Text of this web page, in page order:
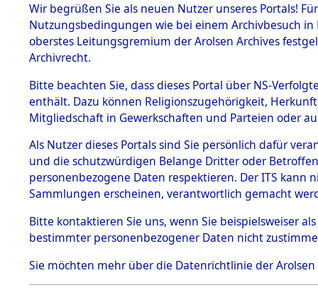
BESTÄNDE
1.
mente
5. Verschiedenes
5.3
Todesmärsche
5.3.1 Alliierte
Erhebungen
zu
Todesmärsch
en
5.3.2
von
Toter aus
Ort ihrer
0001
Wir begrüßen Sie als neuen Nutzer unseres Portals!
Nutzungsbedingungen wie bei einem Archivbesuch
oberstes Leitungsgremium der Arolsen Archives
Archivrecht.
Bitte beachten Sie, dass dieses Portal über NS-
enthält. Dazu können Religionszugehörigkeit,
Mitgliedschaft in Gewerkschaften und Parteien oder
Als Nutzer dieses Portals sind Sie persönlich dafür
und die schutzwürdigen Belange Dritter oder
personenbezogene Daten respektieren. Der ITS
Sammlungen erscheinen, verantwortlich gemacht
Bitte kontaktieren Sie uns, wenn Sie beispielsweiser
bestimmter personenbezogener Daten nicht
Sie möchten mehr über die Datenrichtlinie der Arolsen